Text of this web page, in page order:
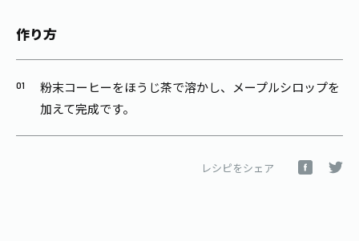
作り方
粉末コーヒーをほうじ茶で溶かし、メープルシロップを
加えて完成です。
レシピをシェア